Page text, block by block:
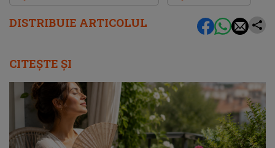
DISTRIBUIE ARTICOLUL
CITEȘTE ȘI